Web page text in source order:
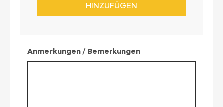
HINZUFÜGEN
Anmerkungen / Bemerkungen